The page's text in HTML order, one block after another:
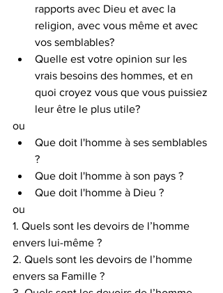
rapports avec Dieu et avec la
religion, avec vous même et avec
vos semblables?
Quelle est votre opinion sur les
vrais besoins des hommes, et en
quoi croyez vous que vous puissiez
leur être le plus utile?
ou
Que doit l'homme à ses semblables
?
Que doit l'homme à son pays ?
Que doit l'homme à Dieu ?
ou
1. Quels sont les devoirs de l’homme
envers lui-même ?
2. Quels sont les devoirs de l’homme
envers sa Famille ?